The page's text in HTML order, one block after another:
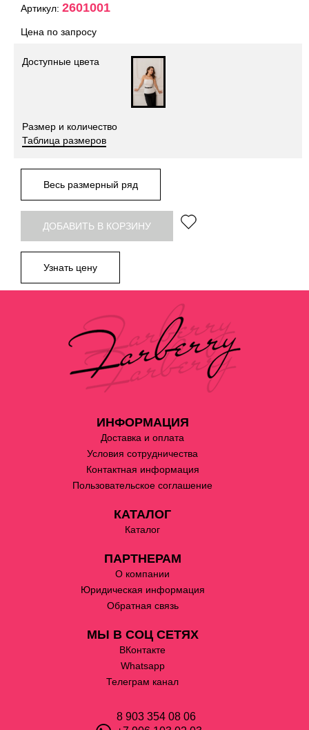
Артикул: 2601001
Цена по запросу
Доступные цвета
Размер и количество
Таблица размеров
Весь размерный ряд
ДОБАВИТЬ В КОРЗИНУ
Узнать цену
ИНФОРМАЦИЯ
Доставка и оплата
Условия сотрудничества
Контактная информация
Пользовательское соглашение
КАТАЛОГ
Каталог
ПАРТНЕРАМ
О компании
Юридическая информация
Обратная связь
МЫ В СОЦ СЕТЯХ
ВКонтакте
Whatsapp
Телеграм канал
8 903 354 08 06